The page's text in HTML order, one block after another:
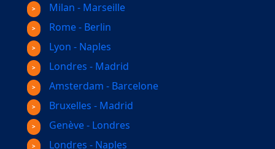
Milan - Marseille
Rome - Berlin
Lyon - Naples
Londres - Madrid
Amsterdam - Barcelone
Bruxelles - Madrid
Genève - Londres
Londres - Naples